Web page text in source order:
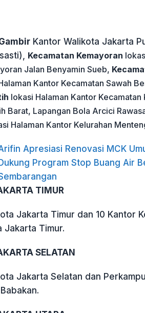
Kantor Walikota Jakarta
Kecamatan Kemayoran
Jalan Benyamin Sueb,
Kantor Kecamatan Sawah
lokasi Halaman Kantor Kecamatan
Barat, Lapangan Bola Arcici
Halaman Kantor Kelurahan
Apresiasi Renovasi MCK
Program Stop Buang Air
TIMUR
Jakarta Timur dan 10 Kantor
Jakarta Timur.
SELATAN
Jakarta Selatan dan